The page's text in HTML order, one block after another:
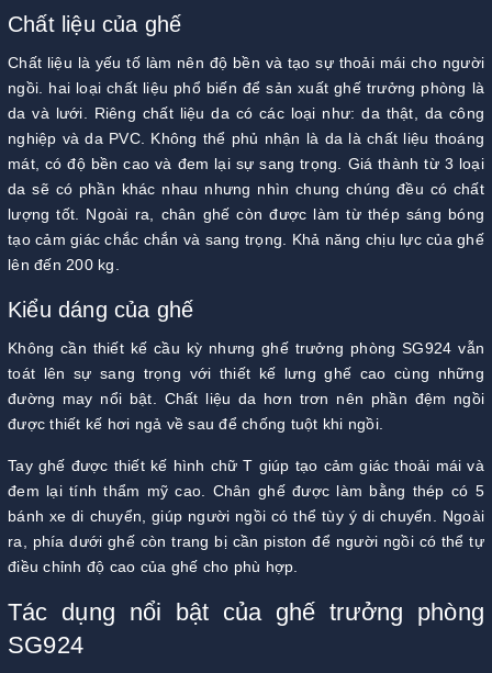
Chất liệu của ghế
Chất liệu là yếu tố làm nên độ bền và tạo sự thoải mái cho người
ngồi. hai loại chất liệu phổ biến để sản xuất ghế trưởng phòng là
da và lưới. Riêng chất liệu da có các loại như: da thật, da công
nghiệp và da PVC. Không thể phủ nhận là da là chất liệu thoáng
mát, có độ bền cao và đem lại sự sang trọng. Giá thành từ 3 loại
da sẽ có phần khác nhau nhưng nhìn chung chúng đều có chất
lượng tốt. Ngoài ra, chân ghế còn được làm từ thép sáng bóng
tạo cảm giác chắc chắn và sang trọng. Khả năng chịu lực của ghế
lên đến 200 kg.
Kiểu dáng của ghế
Không cần thiết kế cầu kỳ nhưng ghế trưởng phòng SG924 vẫn
toát lên sự sang trọng với thiết kế lưng ghế cao cùng những
đường may nổi bật. Chất liệu da hơn trơn nên phần đệm ngồi
được thiết kế hơi ngả về sau để chống tuột khi ngồi.
Tay ghế được thiết kế hình chữ T giúp tạo cảm giác thoải mái và
đem lại tính thẩm mỹ cao. Chân ghế được làm bằng thép có 5
bánh xe di chuyển, giúp người ngồi có thể tùy ý di chuyển. Ngoài
ra, phía dưới ghế còn trang bị cần piston để người ngồi có thể tự
điều chỉnh độ cao của ghế cho phù hợp.
Tác dụng nổi bật của ghế trưởng phòng
SG924